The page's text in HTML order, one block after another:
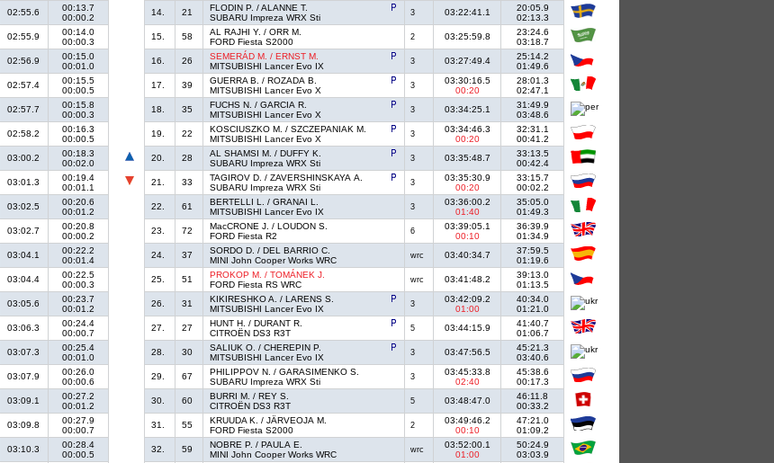
02:55.6
00:13.7
00:00.2
02:55.9
00:14.0
00:00.3
02:56.9
00:15.0
00:01.0
02:57.4
00:15.5
00:00.5
02:57.7
00:15.8
00:00.3
02:58.2
00:16.3
00:00.5
03:00.2
00:18.3
00:02.0
03:01.3
00:19.4
00:01.1
03:02.5
00:20.6
00:01.2
03:02.7
00:20.8
00:00.2
03:04.1
00:22.2
00:01.4
03:04.4
00:22.5
00:00.3
03:05.6
00:23.7
00:01.2
03:06.3
00:24.4
00:00.7
03:07.3
00:25.4
00:01.0
03:07.9
00:26.0
00:00.6
03:09.1
00:27.2
00:01.2
03:09.8
00:27.9
00:00.7
03:10.3
00:28.4
00:00.5
14.
21
FLODIN P. / ALANNE T.
SUBARU Impreza WRX Sti
3 03:22:41.1
20:05.9
02:13.3
15.
58
AL RAJHI Y. / ORR M.
FORD Fiesta S2000
2 03:25:59.8
23:24.6
03:18.7
16.
26
SEMERÁD M. / ERNST M.
MITSUBISHI Lancer Evo IX
3 03:27:49.4
25:14.2
01:49.6
17.
39
GUERRA B. / ROZADA B.
MITSUBISHI Lancer Evo X
3
03:30:16.5
00:20
28:01.3
02:47.1
18.
35
FUCHS N. / GARCIA R.
MITSUBISHI Lancer Evo X
3 03:34:25.1
31:49.9
03:48.6
19.
22
KOSCIUSZKO M. / SZCZEPANIAK M.
MITSUBISHI Lancer Evo X
3
03:34:46.3
00:20
32:31.1
00:41.2
20.
28
AL SHAMSI M. / DUFFY K.
SUBARU Impreza WRX Sti
3 03:35:48.7
33:13.5
00:42.4
21.
33
TAGIROV D. / ZAVERSHINSKAYA A.
SUBARU Impreza WRX Sti
3
03:35:30.9
00:20
33:15.7
00:02.2
22.
61
BERTELLI L. / GRANAI L.
MITSUBISHI Lancer Evo IX
3
03:36:00.2
01:40
35:05.0
01:49.3
23.
72
MacCRONE J. / LOUDON S.
FORD Fiesta R2
6
03:39:05.1
00:10
36:39.9
01:34.9
24.
37
SORDO D. / DEL BARRIO C.
MINI John Cooper Works WRC
wrc 03:40:34.7
37:59.5
01:19.6
25.
51
PROKOP M. / TOMÁNEK J.
FORD Fiesta RS WRC
wrc 03:41:48.2
39:13.0
01:13.5
26.
31
KIKIRESHKO A. / LARENS S.
MITSUBISHI Lancer Evo IX
3
03:42:09.2
01:00
40:34.0
01:21.0
27.
27
HUNT H. / DURANT R.
CITROËN DS3 R3T
5 03:44:15.9
41:40.7
01:06.7
28.
30
SALIUK O. / CHEREPIN P.
MITSUBISHI Lancer Evo IX
3 03:47:56.5
45:21.3
03:40.6
29.
67
PHILIPPOV N. / GARASIMENKO S.
SUBARU Impreza WRX Sti
3
03:45:33.8
02:40
45:38.6
00:17.3
30.
60
BURRI M. / REY S.
CITROËN DS3 R3T
5 03:48:47.0
46:11.8
00:33.2
31.
55
KRUUDA K. / JÄRVEOJA M.
FORD Fiesta S2000
2
03:49:46.2
00:10
47:21.0
01:09.2
32.
59
NOBRE P. / PAULA E.
MINI John Cooper Works WRC
wrc
03:52:00.1
01:00
50:24.9
03:03.9